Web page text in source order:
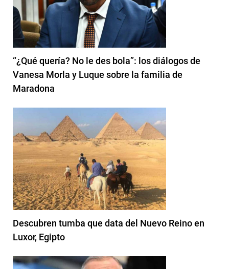
“¿Qué quería? No le des bola”: los diálogos de
Vanesa Morla y Luque sobre la familia de
Maradona
Descubren tumba que data del Nuevo Reino en
Luxor, Egipto